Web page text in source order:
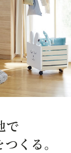
で
くる。